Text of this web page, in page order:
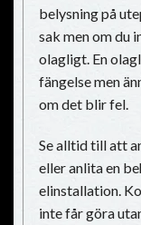
belysning på
sak men om du
olagligt. En
fängelse men
om det blir fel.
Se alltid till att
eller anlita en
elinstallation.
inte får göra